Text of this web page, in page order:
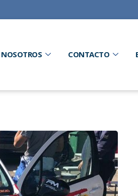
NOSOTROS CONTACTO